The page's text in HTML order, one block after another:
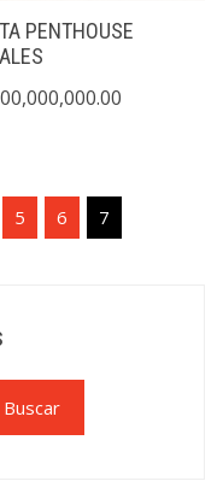
PENTHOUSE
5 6 7
Buscar